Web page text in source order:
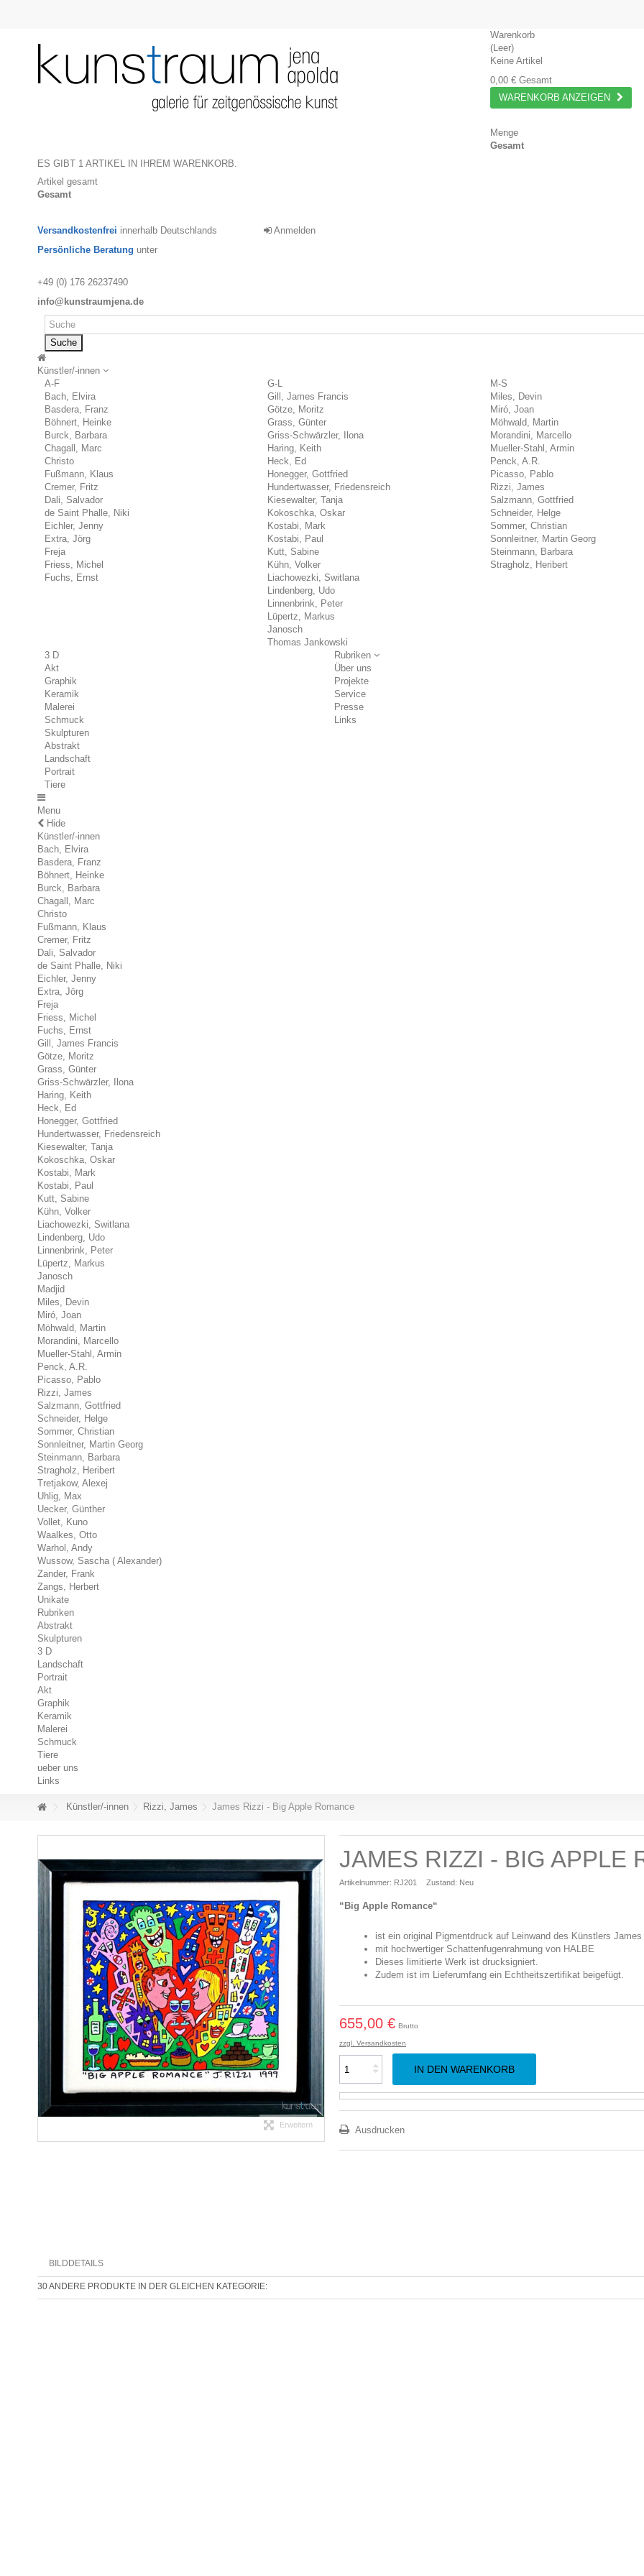
Warenkorb
(Leer)
Keine Artikel
0,00 € Gesamt
WARENKORB ANZEIGEN
Menge
Gesamt
ES GIBT 1 ARTIKEL IN IHREM WARENKORB.
Artikel gesamt
Gesamt
Versandkostenfrei innerhalb Deutschlands
Persönliche Beratung unter
+49 (0) 176 26237490
info@kunstraumjena.de
Anmelden
Suche
Künstler/-innen
A-F
Bach, Elvira
Basdera, Franz
Böhnert, Heinke
Burck, Barbara
Chagall, Marc
Christo
Fußmann, Klaus
Cremer, Fritz
Dali, Salvador
de Saint Phalle, Niki
Eichler, Jenny
Extra, Jörg
Freja
Friess, Michel
Fuchs, Ernst
G-L
Gill, James Francis
Götze, Moritz
Grass, Günter
Griss-Schwärzler, Ilona
Haring, Keith
Heck, Ed
Honegger, Gottfried
Hundertwasser, Friedensreich
Kiesewalter, Tanja
Kokoschka, Oskar
Kostabi, Mark
Kostabi, Paul
Kutt, Sabine
Kühn, Volker
Liachowezki, Switlana
Lindenberg, Udo
Linnenbrink, Peter
Lüpertz, Markus
Janosch
Thomas Jankowski
M-S
Miles, Devin
Miró, Joan
Möhwald, Martin
Morandini, Marcello
Mueller-Stahl, Armin
Penck, A.R.
Picasso, Pablo
Rizzi, James
Salzmann, Gottfried
Schneider, Helge
Sommer, Christian
Sonnleitner, Martin Georg
Steinmann, Barbara
Stragholz, Heribert
Rubriken
3 D
Akt
Graphik
Keramik
Malerei
Schmuck
Skulpturen
Abstrakt
Landschaft
Portrait
Tiere
Über uns
Projekte
Service
Presse
Links
Menu
Hide
Künstler/-innen
Bach, Elvira
Basdera, Franz
Böhnert, Heinke
Burck, Barbara
Chagall, Marc
Christo
Fußmann, Klaus
Cremer, Fritz
Dali, Salvador
de Saint Phalle, Niki
Eichler, Jenny
Extra, Jörg
Freja
Friess, Michel
Fuchs, Ernst
Gill, James Francis
Götze, Moritz
Grass, Günter
Griss-Schwärzler, Ilona
Haring, Keith
Heck, Ed
Honegger, Gottfried
Hundertwasser, Friedensreich
Kiesewalter, Tanja
Kokoschka, Oskar
Kostabi, Mark
Kostabi, Paul
Kutt, Sabine
Kühn, Volker
Liachowezki, Switlana
Lindenberg, Udo
Linnenbrink, Peter
Lüpertz, Markus
Janosch
Madjid
Miles, Devin
Miró, Joan
Möhwald, Martin
Morandini, Marcello
Mueller-Stahl, Armin
Penck, A.R.
Picasso, Pablo
Rizzi, James
Salzmann, Gottfried
Schneider, Helge
Sommer, Christian
Sonnleitner, Martin Georg
Steinmann, Barbara
Stragholz, Heribert
Tretjakow, Alexej
Uhlig, Max
Uecker, Günther
Vollet, Kuno
Waalkes, Otto
Warhol, Andy
Wussow, Sascha ( Alexander)
Zander, Frank
Zangs, Herbert
Unikate
Rubriken
Abstrakt
Skulpturen
3 D
Landschaft
Portrait
Akt
Graphik
Keramik
Malerei
Schmuck
Tiere
ueber uns
Links
Künstler/-innen Rizzi, James James Rizzi - Big Apple Romance
Erweitern
JAMES RIZZI - BIG APPLE
Artikelnummer: RJ201 Zustand: Neu
“Big Apple Romance“
ist ein original Pigmentdruck auf Leinwand des Künstlers James
mit hochwertiger Schattenfugenrahmung von HALBE
Dieses limitierte Werk ist drucksigniert.
Zudem ist im Lieferumfang ein Echtheitszertifikat beigefügt.
655,00 € Brutto
zzgl. Versandkosten
IN DEN WARENKORB
Ausdrucken
BILDDETAILS
30 ANDERE PRODUKTE IN DER GLEICHEN KATEGORIE: